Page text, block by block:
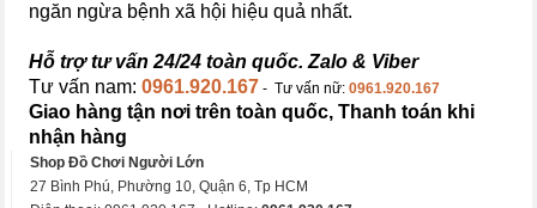
ngăn ngừa bệnh xã hội hiệu quả nhất.
Hỗ trợ tư vấn 24/24 toàn quốc. Zalo & Viber
Tư vấn nam: 0961.920.167 - Tư vấn nữ:0961.920.167
Giao hàng tận nơi trên toàn quốc, Thanh toán khi
nhận hàng
Shop Đồ Chơi Người Lớn
27 Bình Phú, Phường 10, Quận 6, Tp HCM